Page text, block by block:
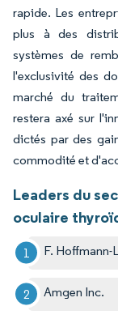
rapide. Les
plus à des
systèmes de
l'exclusivité des
marché du
restera axé sur
dictés par des
commodité et
Leaders du
oculaire
F. Hoffmann-
Amgen Inc.